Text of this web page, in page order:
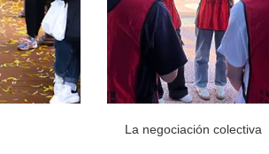
La negociación colectiva